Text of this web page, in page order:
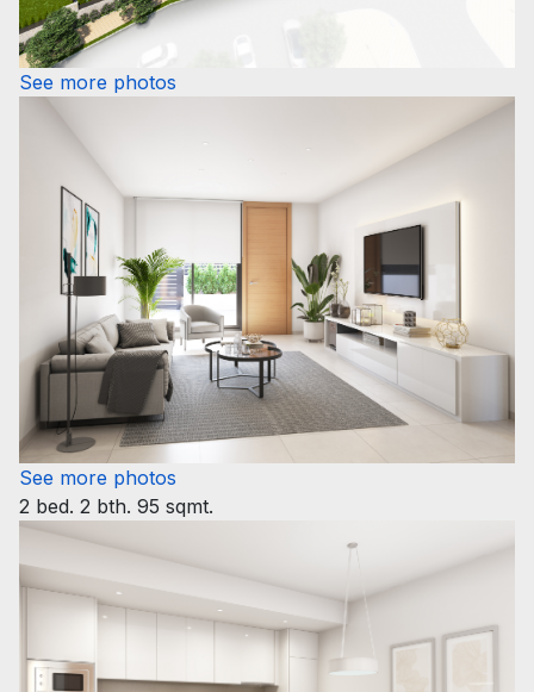
See more photos
See more photos
2 bed. 2 bth. 95 sqmt.